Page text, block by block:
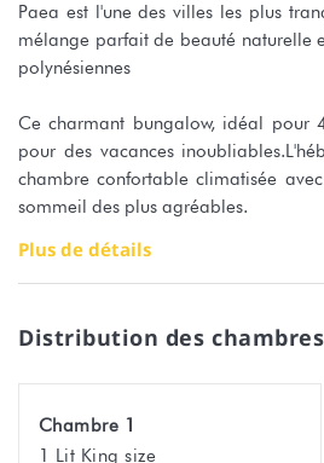
Paea est l'une des villes les plus
mélange parfait de beauté naturelle
polynésiennes
Ce charmant bungalow, idéal pour
pour des vacances
chambre confortable climatisée
sommeil des plus agréables.
Vous trouverez également une
avec une douche à l'italienne, idéale
La cuisine américaine, entièrement
préparer de délicieux repas, à
Plus de détails
Distribution des chambres
Chambre 1
1 Lit King size